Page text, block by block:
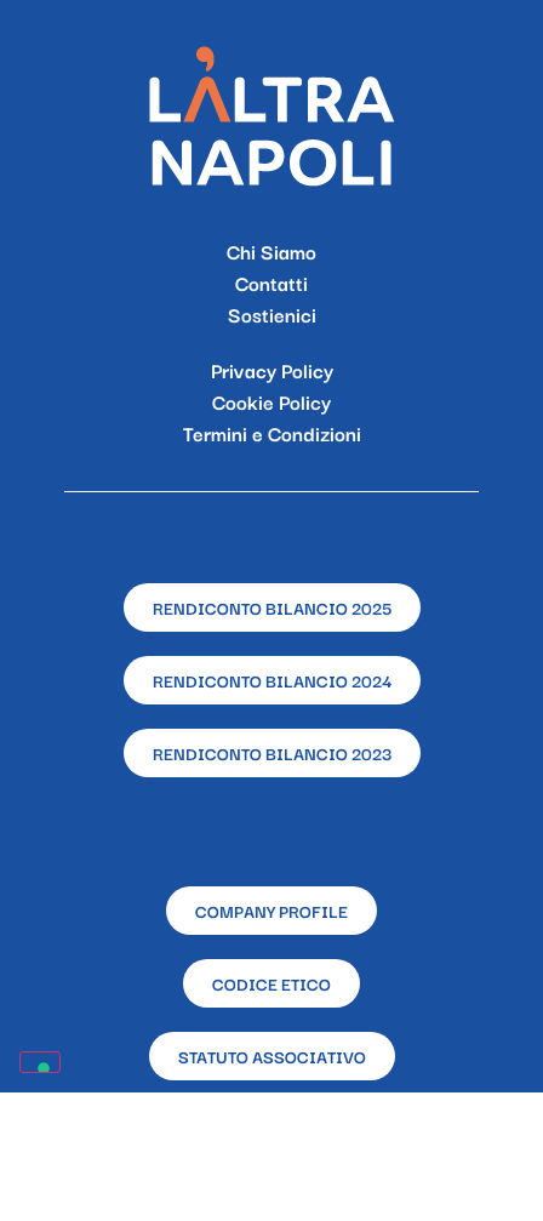
Chi Siamo
Contatti
Sostienici
Privacy Policy
Cookie Policy
Termini e Condizioni
RENDICONTO BILANCIO 2025
RENDICONTO BILANCIO 2024
RENDICONTO BILANCIO 2023
COMPANY PROFILE
CODICE ETICO
STATUTO ASSOCIATIVO